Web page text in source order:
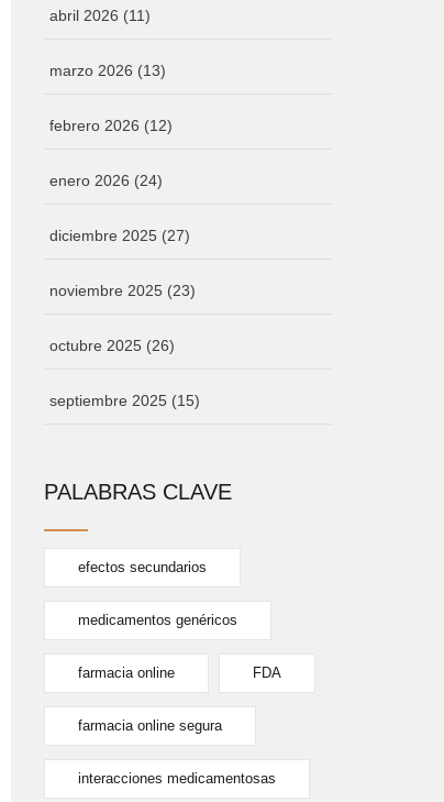
abril 2026 (11)
marzo 2026 (13)
febrero 2026 (12)
enero 2026 (24)
diciembre 2025 (27)
noviembre 2025 (23)
octubre 2025 (26)
septiembre 2025 (15)
PALABRAS CLAVE
efectos secundarios
medicamentos genéricos
farmacia online FDA
farmacia online segura
interacciones medicamentosas